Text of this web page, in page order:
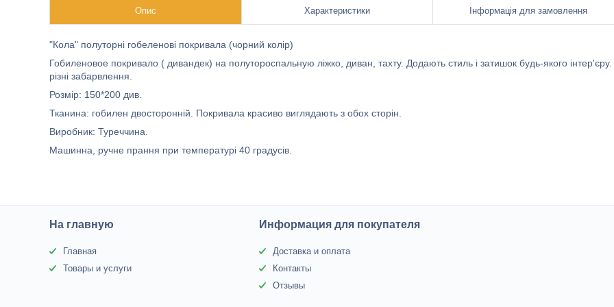
Опис Характеристики Інформація для замовлення
"Кола" полуторні гобеленові покривала (чорний колір)
Гобиленовое покривало ( дивандек) на полутороспальную ліжко, диван, тахту. Додають стиль і затишок будь-якого
різні забарвлення.
Розмір: 150*200 див.
Тканина: гобилен двосторонній. Покривала красиво виглядають з обох сторін.
Виробник: Туреччина.
Машинна, ручне прання при температурі 40 градусів.
На главную
Главная
Товары и услуги
Информация для покупателя
Доставка и оплата
Контакты
Отзывы